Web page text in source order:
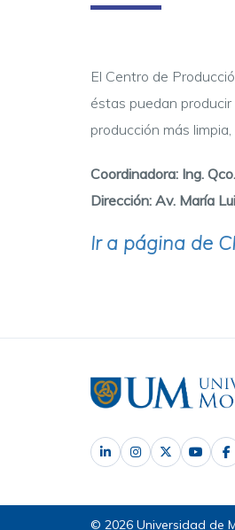
El Centro de
éstas puedan
producción más
Coordinadora: Ing. Qco
Dirección: Av. María
Ir a página de
© 2026 Universidad de